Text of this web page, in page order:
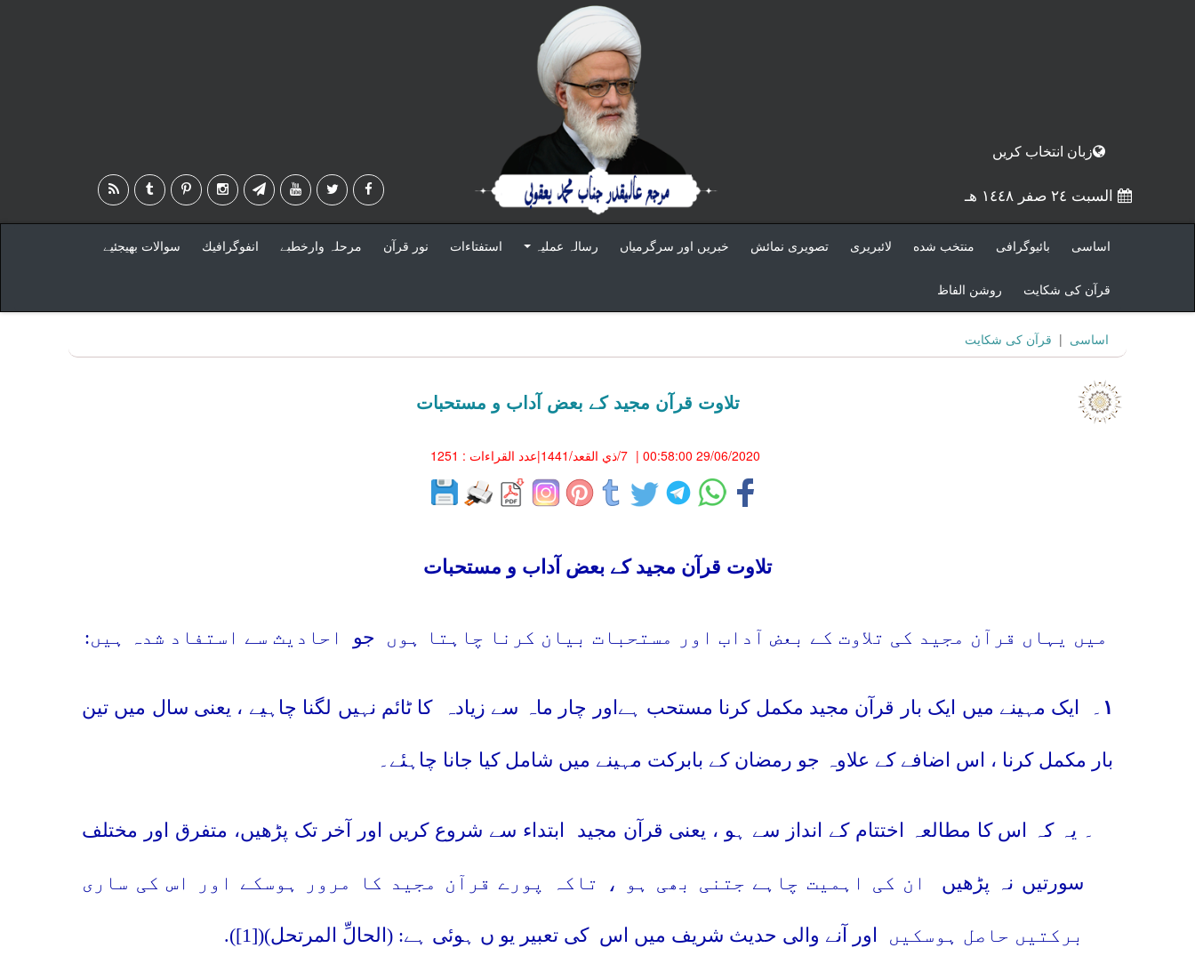
زبان انتخاب كريں
السبت ٢٤ صفر ١٤٤٨ هـ
اساسى بائيوگرافى منتخب شده لائبريرى تصويرى نمائش خبريں اور سرگرمياں رسالہ عمليہ استفتاءات نور قرآن مرحلہ وارخطبے انفوگرافيك سوالات بهيجئيے
قرآن کی شکایت روشن الفاظ
اساسى | قرآن کی شکایت
تلاوت قرآن مجید کے بعض آداب و مستحبات
29/06/2020 00:58:00
| 7/ذي القعد/1441 |عدد القراءات : 1251
تلاوت قرآن مجید کے بعض آداب و مستحبات
میں یہاں قرآن مجید کی تلاوت کے بعض آداب اور مستحبات بیان کرنا چاہتا ہوں جو احادیث سے استفاد شدہ ہیں:
۱ ۔ ایک مہینے میں ایک بار قرآن مجید مکمل کرنا مستحب ہےاور چار ماہ سے زیادہ کا ٹائم نہیں لگنا چاہیے ، یعنی سال میں تین
بار مکمل کرنا ، اس اضافے کے علاوہ جو رمضان کے بابرکت مہینے میں شامل کیا جانا چاہئے۔
۔ یہ کہ اس کا مطالعہ اختتام کے انداز سے ہو ، یعنی قرآن مجید ابتداء سے شروع کریں اور آخر تک پڑھیں، متفرق اور مختلف
سورتیں نہ پڑھیں ان کی اہمیت چاہے جتنی بھی ہو ، تاکہ پورے قرآن مجید کا مرور ہوسکے اور اس کی ساری
برکتیں حاصل ہوسکیں اور آنے والی حدیث شریف میں اس کی تعبیر یو ں ہوئی ہے: (الحالِّ المرتحل)([1]
).